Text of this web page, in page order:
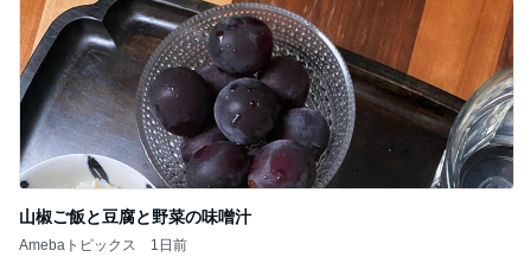
山椒ご飯と豆腐と野菜の味噌汁
Amebaトピックス 1日前